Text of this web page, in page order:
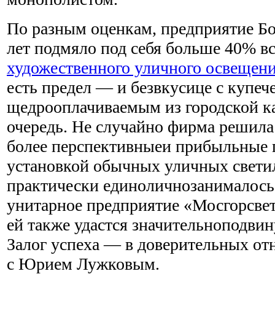
По разным оценкам, предприятие
лет подмяло под себя больше 40%
художественного уличного
есть предел — и безвкусице с
щедрооплачиваемым из городской
очередь. Не случайно фирма
более перспективныеи прибыльные
установкой обычных уличных
практически
унитарное предприятие
ей также удастся
Залог успеха — в доверительных
с Юрием Лужковым.